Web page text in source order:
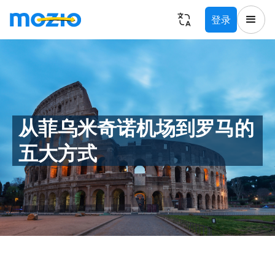
登录
从菲乌米奇诺机场到罗马的
五大方式